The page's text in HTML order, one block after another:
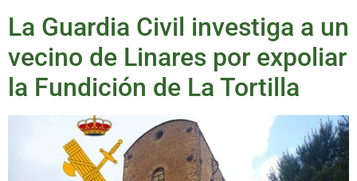
La Guardia Civil investiga a un
vecino de Linares por expoliar
la Fundición de La Tortilla